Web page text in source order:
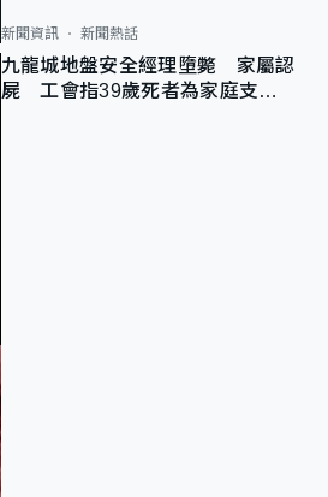
新聞資訊 新聞熱話
九龍城地盤安全經理墮斃 家屬認
屍 工會指39歲死者為家庭支柱